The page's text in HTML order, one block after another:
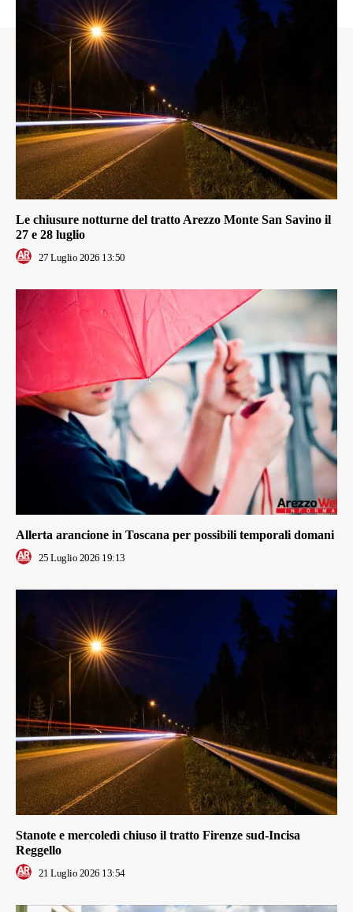
Le chiusure notturne del tratto Arezzo Monte San Savino il
27 e 28 luglio
27 Luglio 2026 13:50
Allerta arancione in Toscana per possibili temporali domani
25 Luglio 2026 19:13
Stanote e mercoledì chiuso il tratto Firenze sud-Incisa
Reggello
21 Luglio 2026 13:54